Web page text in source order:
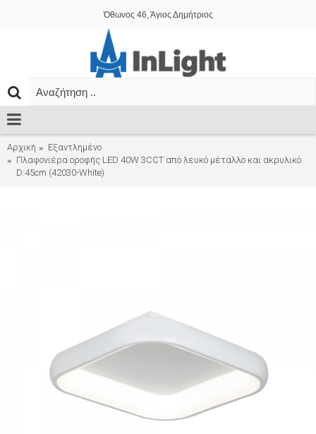
Όθωνος 46, Άγιος Δημήτριος
Αρχική
Εξαντλημένο
Πλαφονιέρα οροφής LED 40W 3CCT από λευκό μέταλλο και ακρυλικό
D:45cm (42030-White)